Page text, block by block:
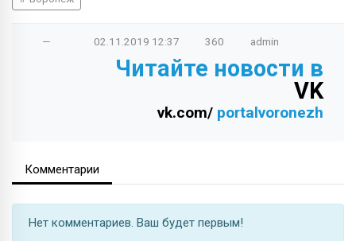
— 02.11.2019 12:37 360 admin
Читайте новости в
VK
vk.com/ portalvoronezh
Комментарии
Нет комментариев. Ваш будет первым!